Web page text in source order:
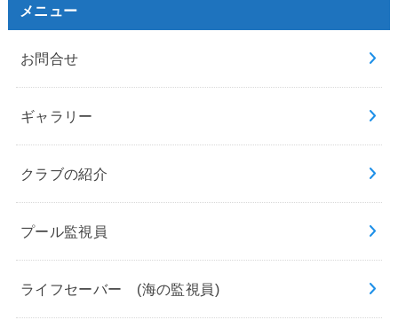
メニュー
お問合せ
ギャラリー
クラブの紹介
プール監視員
ライフセーバー (海の監視員)